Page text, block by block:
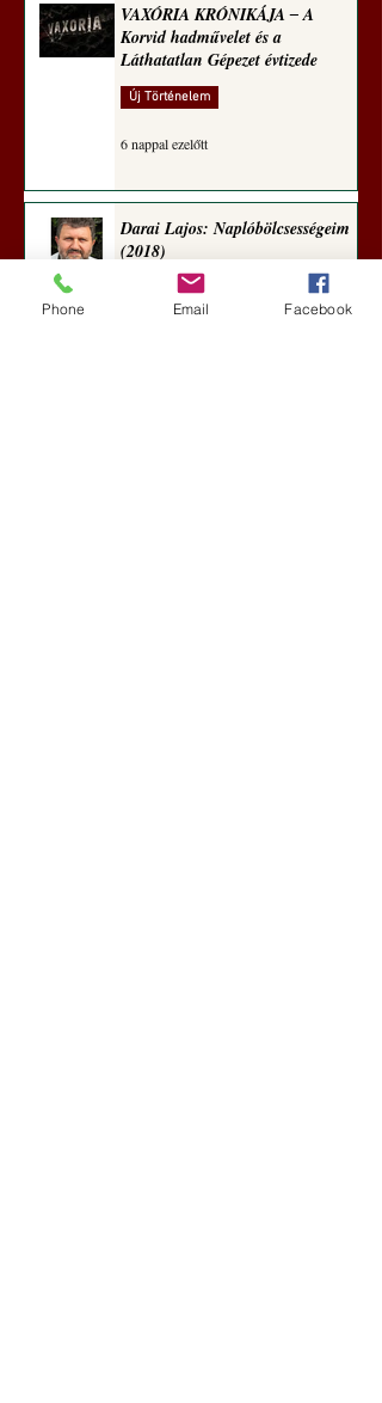
VAXÓRIA KRÓNIKÁJA ‒ A
Korvid hadművelet és a
Láthatatlan Gépezet évtizede
Új Történelem
6 nappal ezelőtt
Darai Lajos: Naplóbölcsességeim
(2018)
Phone Email Facebook